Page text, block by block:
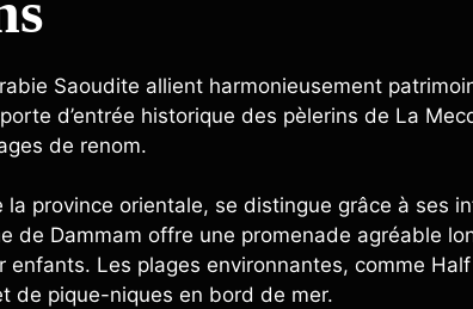
Saoudite allient harmonieusement
d’entrée historique des pèlerins de La
de renom.
la province orientale, se distingue grâce à ses
de Dammam offre une promenade agréable
enfants. Les plages environnantes, comme
de pique-niques en bord de mer.